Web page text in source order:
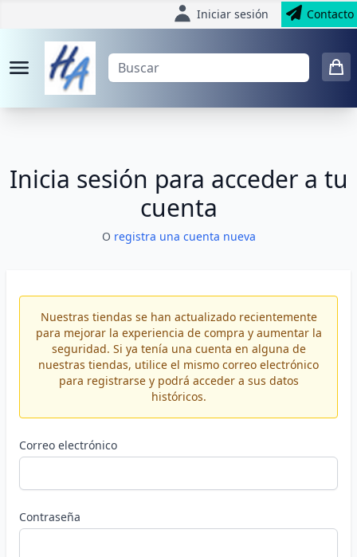
Iniciar sesión Contacto
Inicia sesión para acceder a tu
cuenta
O registra una cuenta nueva
Nuestras tiendas se han actualizado recientemente
para mejorar la experiencia de compra y aumentar la
seguridad. Si ya tenía una cuenta en alguna de
nuestras tiendas, utilice el mismo correo electrónico
para registrarse y podrá acceder a sus datos
históricos.
Correo electrónico
Contraseña